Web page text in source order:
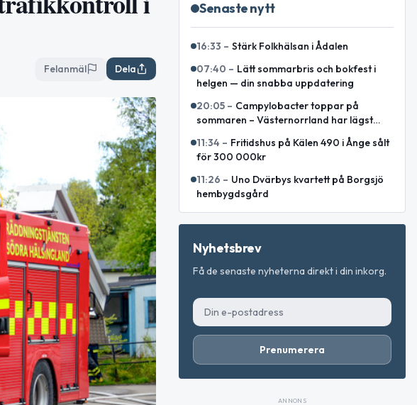
Felanmäl Dela
Senaste nytt
16:33 – Stärk Folkhälsan i Ådalen
07:40 – Lätt sommarbris och bokfest i
helgen — din snabba uppdatering
20:05 – Campylobacter toppar på
sommaren – Västernorrland har lägst
11:34 – Fritidshus på Kälen 490 i Ånge sålt
för 300 000kr
11:26 – Uno Dvärbys kvartett på Borgsjö
hembygdsgård
Nyhetsbrev
Få de senaste nyheterna direkt i din inkorg.
Prenumerera
ANNONS